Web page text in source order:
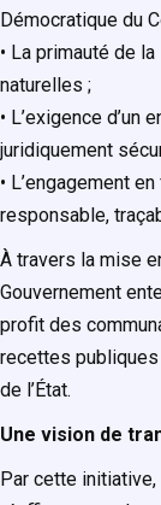
Démocratique du
• La primauté de
naturelles ;
• L’exigence
juridiquement
• L’engagement
responsable,
À travers la mise
Gouvernement
profit des
recettes
de l’État.
Une vision de
Par cette